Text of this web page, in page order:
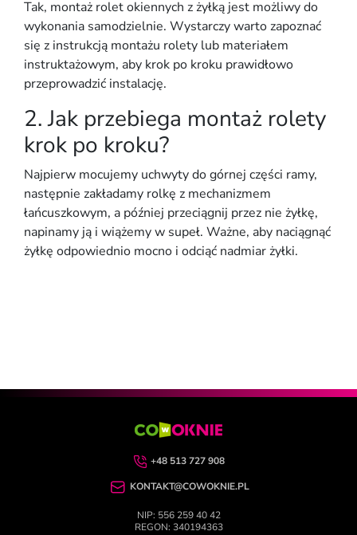
Tak, montaż rolet okiennych z żyłką jest możliwy do
wykonania samodzielnie. Wystarczywarto zapoznać
się z instrukcją montażu rolety lub materiałem
instruktażowym, aby krok po kroku prawidłowo
przeprowadzić instalację.
2. Jak przebiega montaż rolety
krok po kroku?
Najpierw mocujemy uchwyty do górnej części ramy,
następnie zakładamy rolkę z mechanizmem
łańcuszkowym, a później przeciągnij przez nie żyłkę,
napinamy ją i wiążemy w supeł. Ważne, aby naciągnąć
żyłkę odpowiednio mocno i odciąć nadmiar żyłki.
+48 513 727 908
KONTAKT@COWOKNIE.PL
NIP: 556 259 40 42
REGON: 340194363